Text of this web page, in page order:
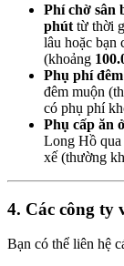
Phí chờ sân
phút từ thời
lâu hoặc bạn
(khoảng
Phụ phí
đêm muộn
có phụ phí
Phụ cấp ăn
Long Hồ qua
xế (thường
4. Các công ty
Bạn có thể liên hệ